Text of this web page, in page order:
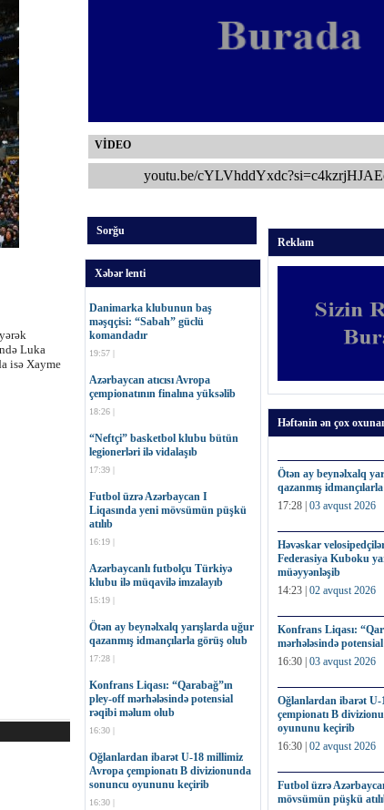
VİDEO
youtu.be/
Sorğu
Xəbər lenti
Danimarka klubunun baş
məşqçisi: “Sabah” güclü
komandadır
19:57 |
Azərbaycan atıcısı Avropa
çempionatının finalına yüksəlib
18:26 |
“Neftçi” basketbol klubu bütün
legionerləri ilə vidalaşıb
17:39 |
Futbol üzrə Azərbaycan I
Liqasında yeni mövsümün püşkü
atılıb
16:19 |
Azərbaycanlı futbolçu Türkiyə
klubu ilə müqavilə imzalayıb
15:19 |
Ötən ay beynəlxalq yarışlarda uğur
qazanmış idmançılarla görüş olub
17:28 |
Konfrans Liqası: “Qarabağ”ın
pley-off mərhələsində potensial
rəqibi məlum olub
16:30 |
Oğlanlardan ibarət U-18 millimiz
Avropa çempionatı B divizionunda
sonuncu oyununu keçirib
16:30 |
Reklam
Həftənin ən çox
Ötən ay beynəlxalq
qazanmış
17:28 | 03 avqust 2026
Həvəskar
Federasiya Kuboku
müəyyənləşib
14:23 | 02 avqust 2026
Konfrans Liqası:
mərhələsində
16:30 | 03 avqust 2026
Oğlanlardan ibarət
çempionatı B
oyununu keçirib
16:30 | 02 avqust 2026
Futbol üzrə
mövsümün püşkü
Luka
isə Xayme